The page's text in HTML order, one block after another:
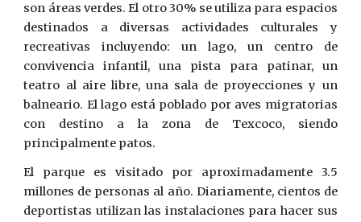
son áreas verdes. El otro 30% se utiliza para espacios
destinados a diversas actividades culturales y
recreativas incluyendo: un lago, un centro de
convivencia infantil, una pista para patinar, un
teatro al aire libre, una sala de proyecciones y un
balneario. El lago está poblado por aves migratorias
con destino a la zona de Texcoco, siendo
principalmente patos.
El parque es visitado por aproximadamente 3.5
millones de personas al año. Diariamente, cientos de
deportistas utilizan las instalaciones para hacer sus